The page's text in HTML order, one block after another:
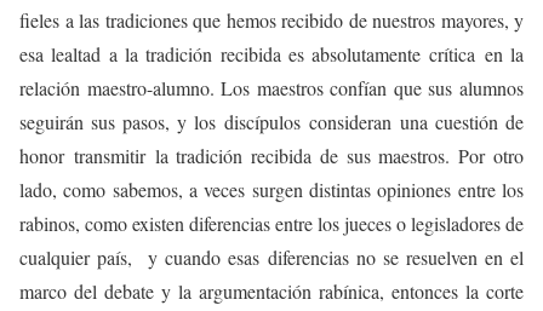
fieles a las tradiciones que hemos recibido de nuestros mayores, y
esa lealtad a la tradición recibida es absolutamente crítica en la
relación maestro-alumno. Los maestros confían que sus alumnos
seguirán sus pasos, y los discípulos consideran una cuestión de
honor transmitir la tradición recibida de sus maestros. Por otro
lado, como sabemos, a veces surgen distintas opiniones entre los
rabinos, como existen diferencias entre los jueces o legisladores de
cualquier país, y cuando esas diferencias no se resuelven en el
marco del debate y la argumentación rabínica, entonces la corte